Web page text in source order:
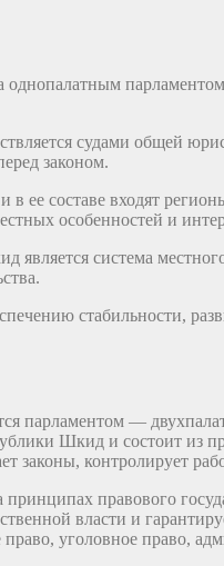
однопалатным
судами общей
законом.
ее составе входят
особенностей и
система
стабильности,
парламентом —
Шкид и состоит из
законы, контролирует
правового
власти и
уголовное право,